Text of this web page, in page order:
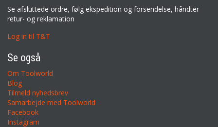
Se afsluttede ordre, følg ekspedition og forsendelse, håndter
retur- og reklamation
Log in til T&T
Se også
Om Toolworld
Blog
Tilmeld nyhedsbrev
Samarbejde med Toolworld
Facebook
Instagram